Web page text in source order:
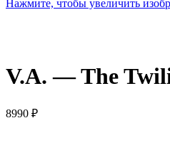
Нажмите, чтобы увеличить
V.A. — The
8990 ₽